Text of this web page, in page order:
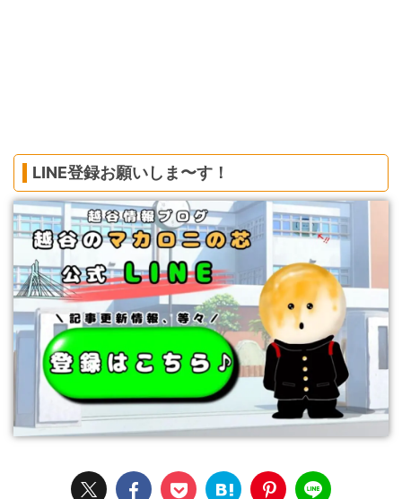
LINE登録お願いしま〜す！